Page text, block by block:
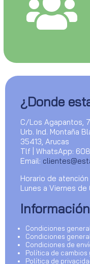
¿Donde
C/Los Agapantos, 7
Urb. Ind. Montaña
35413, Arucas
Tlf | WhatsApp:
Email:
Horario de
Lunes a Viernes
Información
Condiciones
Condiciones
Condiciones de
Política de cambios
Política de